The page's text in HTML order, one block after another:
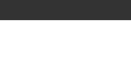
TICO CON MOVILIDAD Y PAISAJISMO
DE 100 DJS A COSTA RICA